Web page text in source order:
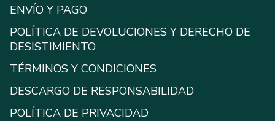
ENVÍO Y PAGO
POLÍTICA DE DEVOLUCIONES Y DERECHO DE
DESISTIMIENTO
TÉRMINOS Y CONDICIONES
DESCARGO DE RESPONSABILIDAD
POLÍTICA DE PRIVACIDAD